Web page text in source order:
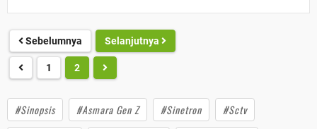
Sebelumnya Selanjutnya
1 2
#Sinopsis #Asmara Gen Z #Sinetron
#Sctv